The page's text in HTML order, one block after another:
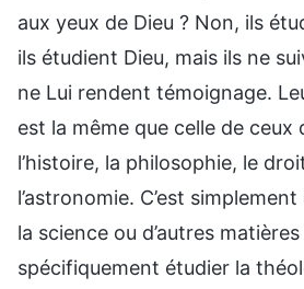
aux yeux de Dieu ? Non, ils
ils étudient Dieu, mais ils ne
ne Lui rendent témoignage.
est la même que celle de ceux
l’histoire, la philosophie, le
l’astronomie. C’est simplement
la science ou d’autres
spécifiquement étudier la